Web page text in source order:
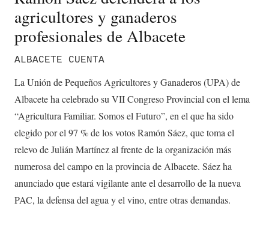
agricultores y ganaderos
profesionales de Albacete
ALBACETE CUENTA
La Unión de Pequeños Agricultores y Ganaderos (UPA) de
Albacete ha celebrado su VII Congreso Provincial con el lema
“Agricultura Familiar. Somos el Futuro”, en el que ha sido
elegido por el 97 % de los votos Ramón Sáez, que toma el
relevo de Julián Martínez al frente de la organización más
numerosa del campo en la provincia de Albacete. Sáez ha
anunciado que estará vigilante ante el desarrollo de la nueva
PAC, la defensa del agua y el vino, entre otras demandas.